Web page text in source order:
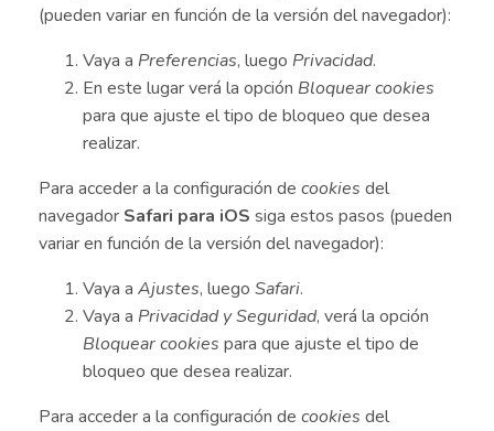
(pueden variar en función de la versión del navegador):
Vaya a Preferencias, luego Privacidad.
En este lugar verá la opción Bloquear cookies
para que ajuste el tipo de bloqueo que desea
realizar.
Para acceder a la configuración de cookies del
navegador Safari para iOS siga estos pasos (pueden
variar en función de la versión del navegador):
Vaya a Ajustes, luego Safari.
Vaya a Privacidad y Seguridad, verá la opción
Bloquear cookies para que ajuste el tipo de
bloqueo que desea realizar.
Para acceder a la configuración de cookies del